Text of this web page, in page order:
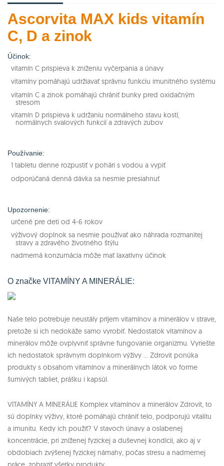
Ascorvita MAX kids vitamín
C, D a zinok
Účinok:
vitamín C prispieva k zníženiu vyčerpania a únavy
vitamíny pomáhajú udržiavať správnu funkciu imunitného systému
vitamín C a zinok pomáhajú chrániť bunky pred oxidačným
stresom
vitamín D prispieva k udržaniu normálneho stavu kostí,
normálnych svalových funkcií a zdravých zubov
Používanie:
1 tabletu denne rozpustiť v pohári s vodou a vypiť
odporúčaná denná dávka sa nesmie presiahnuť
Upozornenie:
určené pre deti od 4-6 rokov
výživový doplnok sa nesmie používať ako náhrada rozmanitej
stravy a zdravého životného štýlu
nadmerná konzumácia môže mať laxatívny účinok
O značke VITAMÍNY A MINERÁLIE:
Naše telo potrebuje neustály príjem vitamínov a minerálov v strave,
pretože si ich nedokáže samo vyrobiť. Nedostatok vitamínov a
minerálov môže ovplyvniť správne fungovanie organizmu. Vyriešte
ich nedostatok správnym doplnkom výživy ... Zdrovit ponúka
produkty s obsahom vitamínov a minerálnych látok vo forme
šumivých tabliet, prášku i kapsúl.
VITAMÍNY A MINERÁLIE Komplex vitamínov a minerálov Zdrovit, to
sú doplnky výživy, ktoré pomáhajú chrániť telo, podporujú vitalitu
a imunitu. Kedy ich použiť? V stavoch únavy a oslabenej
koncentrácie, pri zníženej fyzickej a duševnej kondícii, ako aj v
obdobiach zvýšenej fyzickej námahy, počas stresu a nadmernej